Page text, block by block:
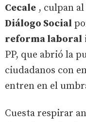
Cecale , culpan
Diálogo Social
reforma laboral
PP, que abrió la
ciudadanos con
entren en el
Cuesta respirar